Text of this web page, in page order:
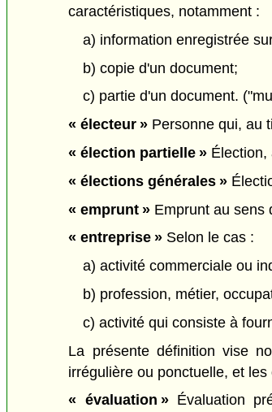
caractéristiques, notamment :
a) information enregistrée
b) copie d'un document;
c) partie d'un document.
« électeur » Personne qui, au
« élection partielle » Élection,
« élections générales »
« emprunt » Emprunt au sens
« entreprise » Selon le cas :
a) activité commerciale ou
b) profession, métier,
c) activité qui consiste à
La présente définition vise
irrégulière ou ponctuelle, et
« évaluation »Évaluation